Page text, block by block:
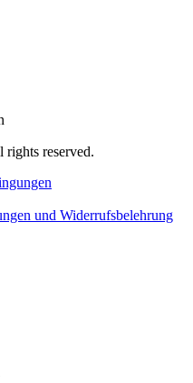
rights reserved.
und Widerrufsbelehrung